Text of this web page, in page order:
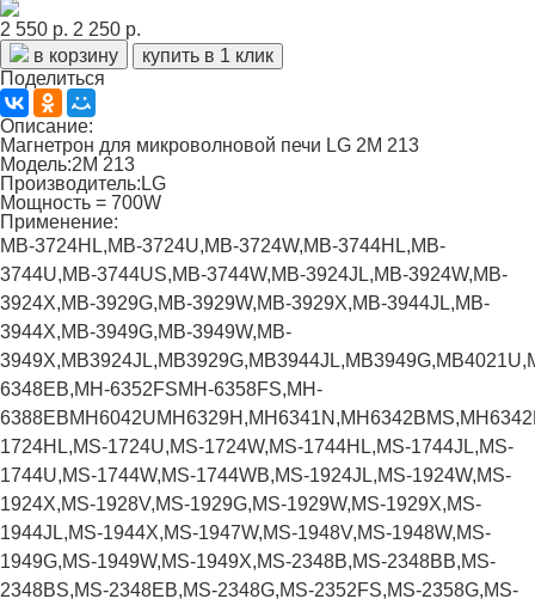
2 550 р. 2 250 р.
в корзину
купить в 1 клик
Поделиться
Описание:
Магнетрон для микроволновой печи LG 2M 213
Модель:2M 213
Производитель:LG
Мощность = 700W
Применение:
MB-3724HL,MB-3724U,MB-3724W,MB-3744HL,MB-
3744U,MB-3744US,MB-3744W,MB-3924JL,MB-3924W,MB-
3924X,MB-3929G,MB-3929W,MB-3929X,MB-3944JL,MB-
3944X,MB-3949G,MB-3949W,MB-
3949X,MB3924JL,MB3929G,MB3944JL,MB3949G,MB4021U,
6348EB,MH-6352FSMH-6358FS,MH-
6388EBMH6042UMH6329H,MH6341N,MH6342BMS,
1724HL,MS-1724U,MS-1724W,MS-1744HL,MS-1744JL,MS-
1744U,MS-1744W,MS-1744WB,MS-1924JL,MS-1924W,MS-
1924X,MS-1928V,MS-1929G,MS-1929W,MS-1929X,MS-
1944JL,MS-1944X,MS-1947W,MS-1948V,MS-1948W,MS-
1949G,MS-1949W,MS-1949X,MS-2348B,MS-2348BB,MS-
2348BS,MS-2348EB,MS-2348G,MS-2352FS,MS-2358G,MS-